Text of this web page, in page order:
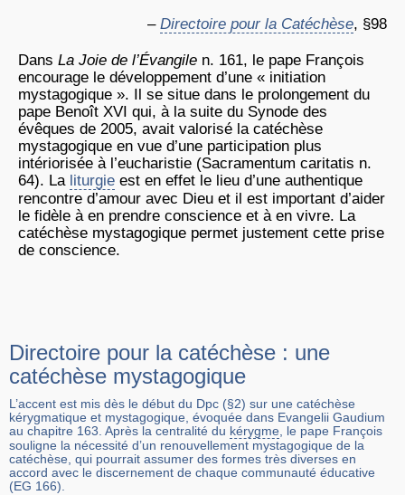
– Directoire pour la Catéchèse, §98
Dans La Joie de l’Évangile n. 161, le pape François
encourage le développement d’une « initiation
mystagogique ». Il se situe dans le prolongement du
pape Benoît XVI qui, à la suite du Synode des
évêques de 2005, avait valorisé la catéchèse
mystagogique en vue d’une participation plus
intériorisée à l’eucharistie (Sacramentum caritatis n.
64). La liturgie est en effet le lieu d’une authentique
rencontre d’amour avec Dieu et il est important d’aider
le fidèle à en prendre conscience et à en vivre. La
catéchèse mystagogique permet justement cette prise
de conscience.
Directoire pour la catéchèse : une
catéchèse mystagogique
L’accent est mis dès le début du Dpc (§2) sur une catéchèse
kérygmatique et mystagogique, évoquée dans Evangelii Gaudium
au chapitre 163. Après la centralité du kérygme, le pape François
souligne la nécessité d’un renouvellement mystagogique de la
catéchèse, qui pourrait assumer des formes très diverses en
accord avec le discernement de chaque communauté éducative
(EG 166).